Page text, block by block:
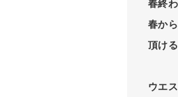
春終
春か
頂け
ウエ